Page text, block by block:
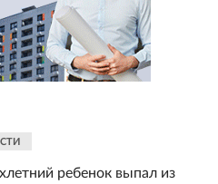
ребенок выпал из